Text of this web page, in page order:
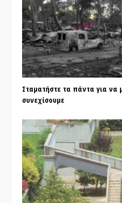
Σταματήστε τα πάντα για να
συνεχίσουμε